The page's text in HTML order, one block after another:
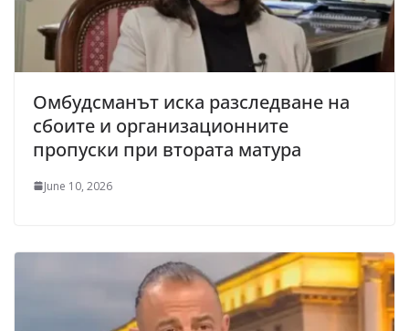
Омбудсманът иска разследване на
сбоите и организационните
пропуски при втората матура
June 10, 2026